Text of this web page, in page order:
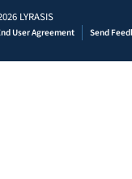
LYRASIS
User Agreement Send